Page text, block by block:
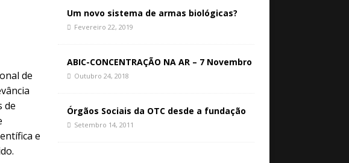
de
de
e
Um novo sistema de armas biológicas?
Fevereiro 22, 2019
ABIC-CONCENTRAÇÃO NA AR – 7 Novembro
Outubro 24, 2018
Órgãos Sociais da OTC desde a fundação
Setembro 14, 2011